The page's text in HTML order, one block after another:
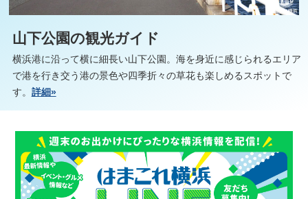
山下公園の観光ガイド
横浜港に沿って横に細長い山下公園。海を身近に感じられるエリア
で港を行き交う港の景色や四季折々の草花も楽しめるスポットで
す。 詳細»